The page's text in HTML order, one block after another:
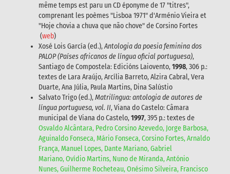
même temps est paru un CD éponyme de 17 "titres",
comprenant les poèmes "Lisboa 1971" d'Arménio Vieira et
"Hoje chovia a chuva que não chove" de Corsino Fortes
(web)
Xosé Lois García (ed.),Antologia da poesia feminina dos
PALOP (Países africanos de língua oficial portuguesa),
Santiago de Compostela: Edicións Laiovento,1998, 306 p.:
textes de Lara Araújo, Arcília Barreto, Alzira Cabral, Vera
Duarte, Ana Júlia, Paula Martins, Dina Salústio
Salvato Trigo (ed.),Matrilíngua: antologia de autores de
língua portuguesa, vol. II, Viana do Castelo: Câmara
municipal de Viana do Castelo,1997, 395 p.: textes de
Osvaldo Alcântara, Pedro Corsino Azevedo, Jorge Barbosa,
Aguinaldo Fonseca, Mário Fonseca, Corsino Fortes, Arnaldo
França, Manuel Lopes, Dante Mariano, Gabriel
Mariano, Ovídio Martins, Nuno de Miranda, António
Nunes, Guilherme Rocheteau, Onésimo Silveira, Francisco